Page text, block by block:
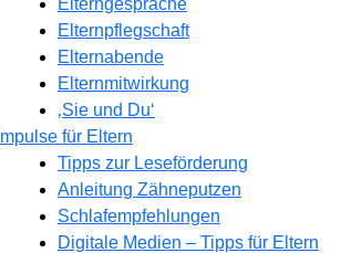
Elterngespräche
Elternpflegschaft
Elternabende
Elternmitwirkung
‚Sie und Du‘
Impulse für Eltern
Tipps zur Leseförderung
Anleitung Zähneputzen
Schlafempfehlungen
Digitale Medien – Tipps für Eltern